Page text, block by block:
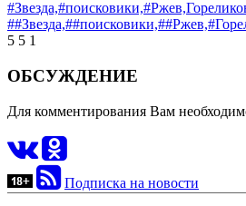
#Звезда,#поисковики,#Ржев,
##Звезда,##поисковики,##Ржев,
5 5 1
ОБСУЖДЕНИЕ
Для комментирования Вам
Подписка на новости